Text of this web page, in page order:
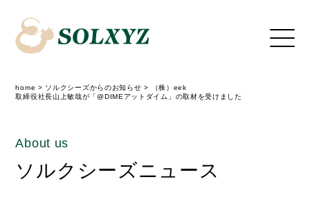
home > ソルクシーズからのお知らせ >
（株）eek
取締役社長山上敏哉が「@DIMEアットダイム」の取材を受けました
About us
ソルクシーズニュース